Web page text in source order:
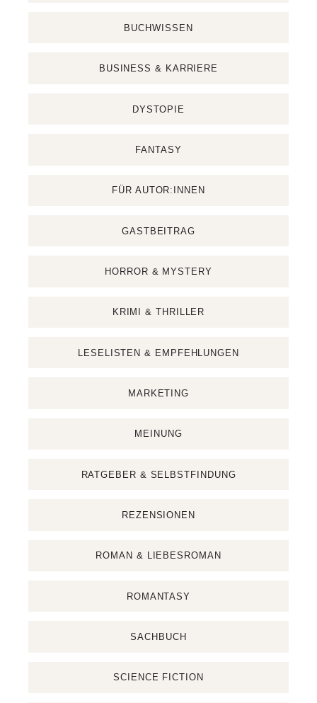
BUCHWISSEN
BUSINESS & KARRIERE
DYSTOPIE
FANTASY
FÜR AUTOR:INNEN
GASTBEITRAG
HORROR & MYSTERY
KRIMI & THRILLER
LESELISTEN & EMPFEHLUNGEN
MARKETING
MEINUNG
RATGEBER & SELBSTFINDUNG
REZENSIONEN
ROMAN & LIEBESROMAN
ROMANTASY
SACHBUCH
SCIENCE FICTION